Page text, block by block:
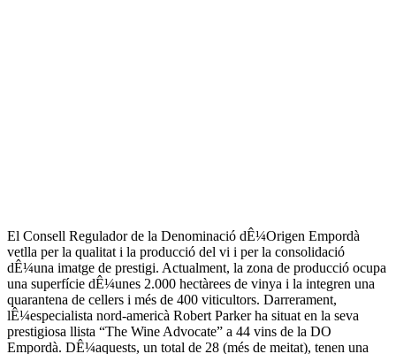
El Consell Regulador de la Denominació dÊ¼Origen Empordà
vetlla per la qualitat i la producció del vi i per la consolidació
dÊ¼una imatge de prestigi. Actualment, la zona de producció ocupa
una superfície dÊ¼unes 2.000 hectàrees de vinya i la integren una
quarantena de cellers i més de 400 viticultors. Darrerament,
lÊ¼especialista nord-americà Robert Parker ha situat en la seva
prestigiosa llista “The Wine Advocate” a 44 vins de la DO
Empordà. DÊ¼aquests, un total de 28 (més de meitat), tenen una